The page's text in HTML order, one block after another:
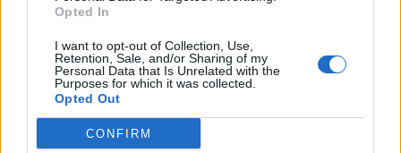
Opted In
I want to opt-out of Collection, Use,
Retention, Sale, and/or Sharing of my
Personal Data that Is Unrelated with the
Purposes for which it was collected.
Opted Out
CONFIRM